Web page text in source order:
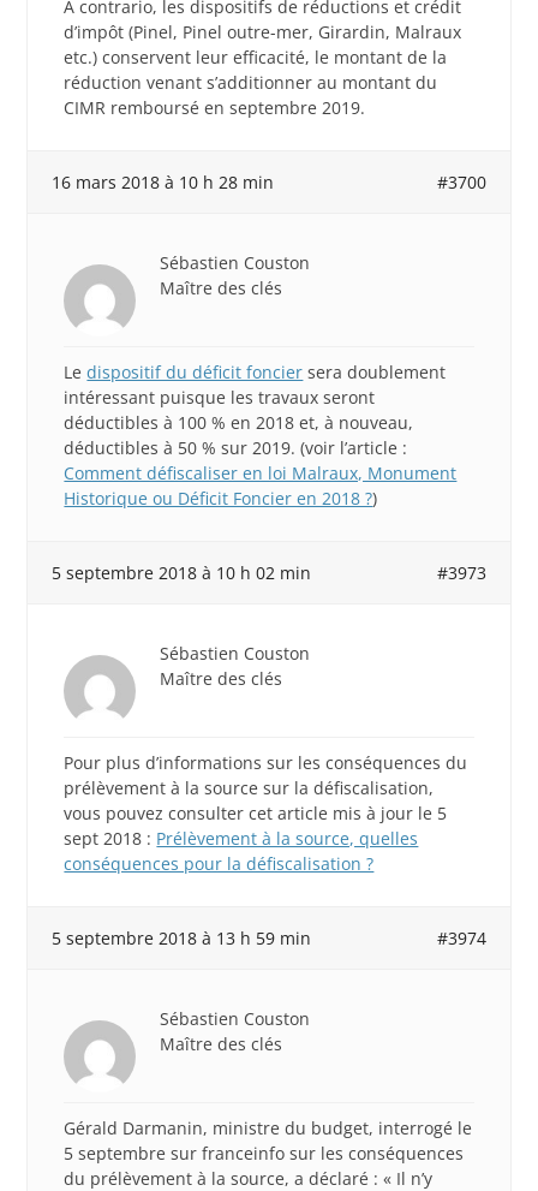
À contrario, les dispositifs de réductions et crédit
d’impôt (Pinel, Pinel outre-mer, Girardin, Malraux
etc.) conservent leur efficacité, le montant de la
réduction venant s’additionner au montant du
CIMR remboursé en septembre 2019.
16 mars 2018 à 10 h 28 min #3700
Sébastien Couston
Maître des clés
Ledispositif du déficit foncier sera doublement
intéressant puisque les travaux seront
déductibles à 100 % en 2018 et, à nouveau,
déductibles à 50 % sur 2019. (voir l’article :
Comment défiscaliser en loi Malraux, Monument
Historique ou Déficit Foncier en 2018 ?)
5 septembre 2018 à 10 h 02 min #3973
Sébastien Couston
Maître des clés
Pour plus d’informations sur les conséquences du
prélèvement à la source sur la défiscalisation,
vous pouvez consulter cet article mis à jour le 5
sept 2018 : Prélèvement à la source, quelles
conséquences pour la défiscalisation ?
5 septembre 2018 à 13 h 59 min #3974
Sébastien Couston
Maître des clés
Gérald Darmanin, ministre du budget, interrogé le
5 septembre sur franceinfo sur les conséquences
du prélèvement à la source, a déclaré : « Il n’y